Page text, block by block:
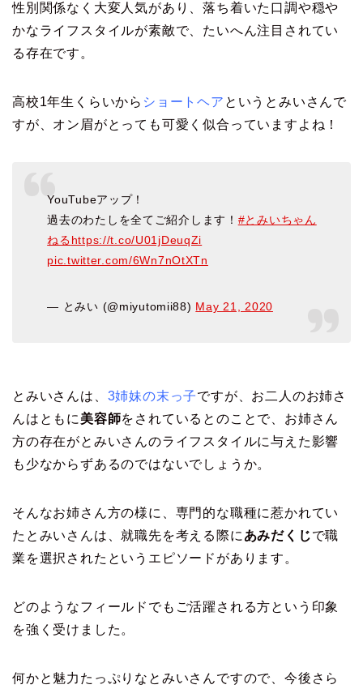
性別関係なく大変人気があり、落ち着いた口調や穏や
かなライフスタイルが素敵で、たいへん注目されてい
る存在です。
高校1年生くらいから ショートヘア というとみいさんで
すが、オン眉がとっても可愛く似合っていますよね！
YouTubeアップ！
過去のわたしを全てご紹介します！ #とみいちゃん
ねるhttps://t.co/U01jDeuqZi
pic.twitter.com/6Wn7nOtXTn
— とみい (@miyutomii88) May 21, 2020
とみいさんは、 3姉妹の末っ子ですが、お二人のお姉さ
んはともに 美容師をされているとのことで、お姉さん
方の存在がとみいさんのライフスタイルに与えた影響
も少なからずあるのではないでしょうか。
そんなお姉さん方の様に、専門的な職種に惹かれてい
たとみいさんは、就職先を考える際に あみだくじで職
業を選択されたというエピソードがあります。
どのようなフィールドでもご活躍される方という印象
を強く受けました。
何かと魅力たっぷりなとみいさんですので、今後さら